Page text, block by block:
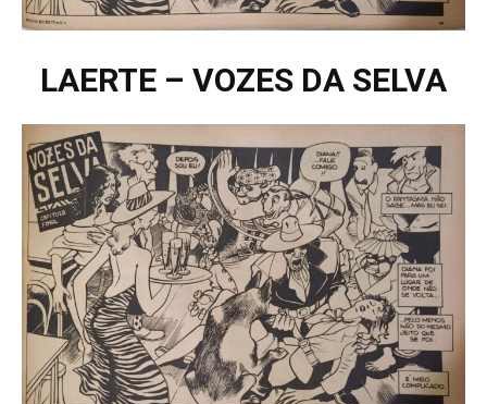
LAERTE – VOZES DA SELVA